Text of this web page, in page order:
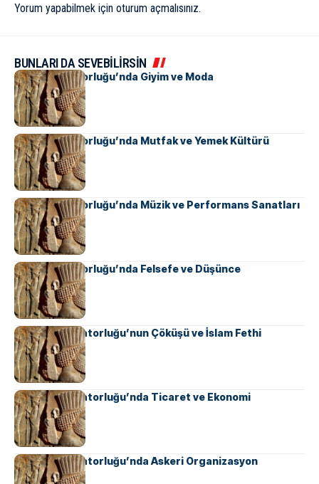
Yorum yapabilmek için oturum açmalısınız.
BUNLARI DA SEVEBİLİRSİN
Pers İmparatorluğu’nda Giyim ve Moda
Pers İmparatorluğu’nda Mutfak ve Yemek Kültürü
Pers İmparatorluğu’nda Müzik ve Performans Sanatları
Pers İmparatorluğu’nda Felsefe ve Düşünce
Sasani İmparatorluğu’nun Çöküşü ve İslam Fethi
Sasani İmparatorluğu’nda Ticaret ve Ekonomi
Sasani İmparatorluğu’nda Askeri Organizasyon